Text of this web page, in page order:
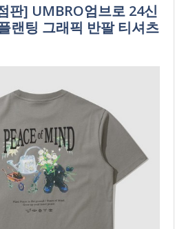
판] UMBRO엄브로 24신
랜팅 그래픽 반팔 티셔츠